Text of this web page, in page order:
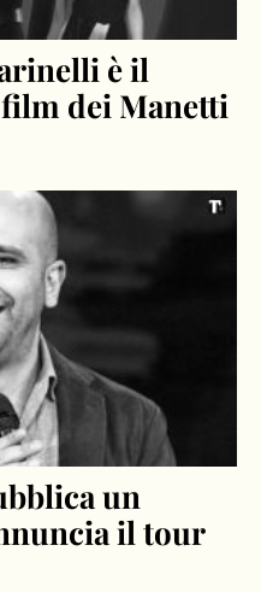
è il
dei Manetti
un
il tour